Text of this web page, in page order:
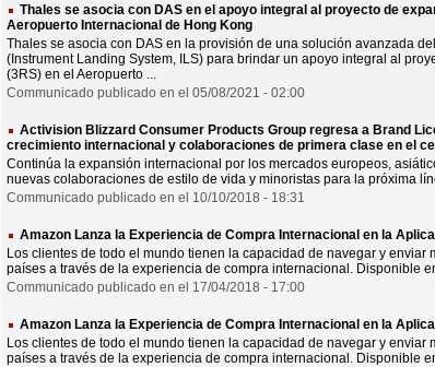
Thales se asocia con DAS en el apoyo integral al proyecto de
Aeropuerto Internacional de Hong Kong
Thales se asocia con DAS en la provisión de una solución avanzada
(Instrument Landing System, ILS) para brindar un apoyo integral al
(3RS) en el Aeropuerto ...
Communicado publicado en el 05/08/2021 - 02:00
Activision Blizzard Consumer Products Group regresa a Brand
crecimiento internacional y colaboraciones de primera clase en el
Continúa la expansión internacional por los mercados europeos,
nuevas colaboraciones de estilo de vida y minoristas para la próxima
Communicado publicado en el 10/10/2018 - 18:31
Amazon Lanza la Experiencia de Compra Internacional en la
Los clientes de todo el mundo tienen la capacidad de navegar y enviar
países a través de la experiencia de compra internacional. Disponible
Communicado publicado en el 17/04/2018 - 17:00
Amazon Lanza la Experiencia de Compra Internacional en la
Los clientes de todo el mundo tienen la capacidad de navegar y enviar
países a través de la experiencia de compra internacional. Disponible